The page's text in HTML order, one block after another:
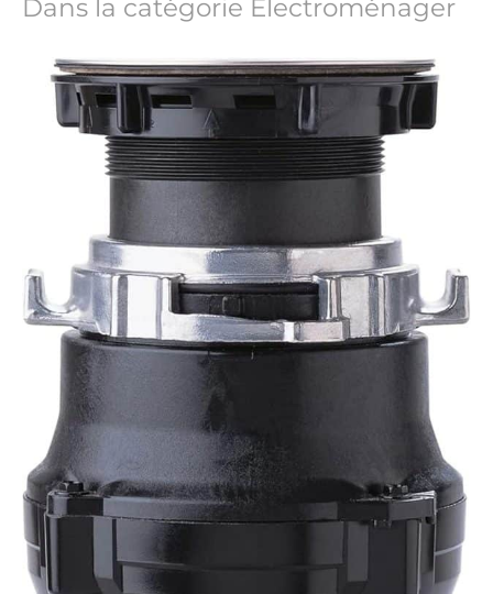
Dans la catégorie Électroménager